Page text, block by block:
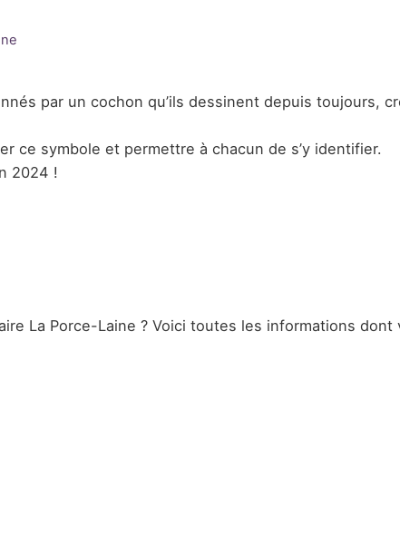
par un cochon qu’ils dessinent depuis toujours,
ce symbole et permettre à chacun de s’y identifier.
2024 !
La Porce-Laine ? Voici toutes les informations dont